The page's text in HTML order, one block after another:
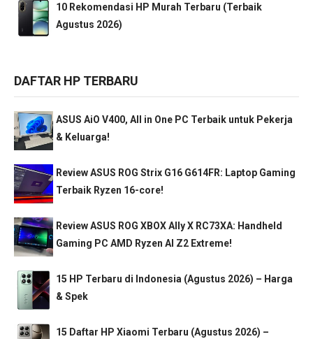
10 Rekomendasi HP Murah Terbaru (Terbaik
Agustus 2026)
DAFTAR HP TERBARU
ASUS AiO V400, All in One PC Terbaik untuk Pekerja
& Keluarga!
Review ASUS ROG Strix G16 G614FR: Laptop Gaming
Terbaik Ryzen 16-core!
Review ASUS ROG XBOX Ally X RC73XA: Handheld
Gaming PC AMD Ryzen AI Z2 Extreme!
15 HP Terbaru di Indonesia (Agustus 2026) – Harga
& Spek
15 Daftar HP Xiaomi Terbaru (Agustus 2026) –